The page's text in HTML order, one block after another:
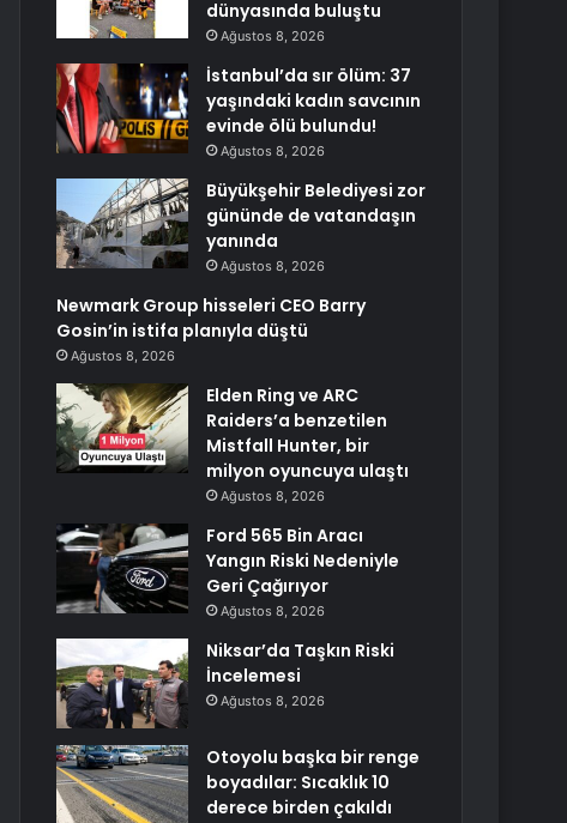
dünyasında buluştu
Ağustos 8, 2026
İstanbul’da sır ölüm: 37
yaşındaki kadın savcının
evinde ölü bulundu!
Ağustos 8, 2026
Büyükşehir Belediyesi zor
gününde de vatandaşın
yanında
Ağustos 8, 2026
Newmark Group hisseleri CEO Barry
Gosin’in istifa planıyla düştü
Ağustos 8, 2026
Elden Ring ve ARC
Raiders’a benzetilen
Mistfall Hunter, bir
milyon oyuncuya ulaştı
Ağustos 8, 2026
Ford 565 Bin Aracı
Yangın Riski Nedeniyle
Geri Çağırıyor
Ağustos 8, 2026
Niksar’da Taşkın Riski
İncelemesi
Ağustos 8, 2026
Otoyolu başka bir renge
boyadılar: Sıcaklık 10
derece birden çakıldı